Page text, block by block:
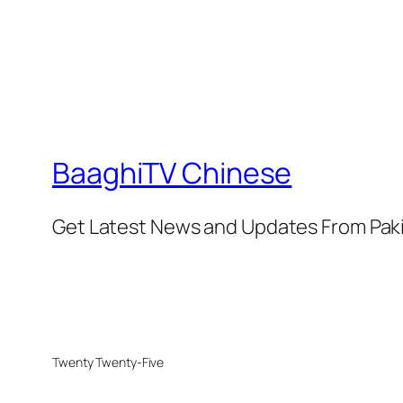
BaaghiTV Chinese
Get Latest News and Updates From
Twenty Twenty-Five